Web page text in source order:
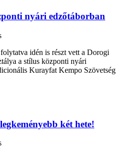
nyári edzőtáborban
idén is részt vett a Dorogi
a stílus központi nyári
Kurayfat Kempo Szövetség
két hete!